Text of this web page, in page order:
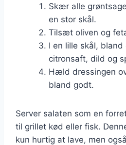
Skær alle
en stor skål.
Tilsæt oliven og
I en lille skål, bland
citronsaft, dild og
Hæld dressingen
bland godt.
Server salaten som en
til grillet kød eller fisk.
kun hurtig at lave, men